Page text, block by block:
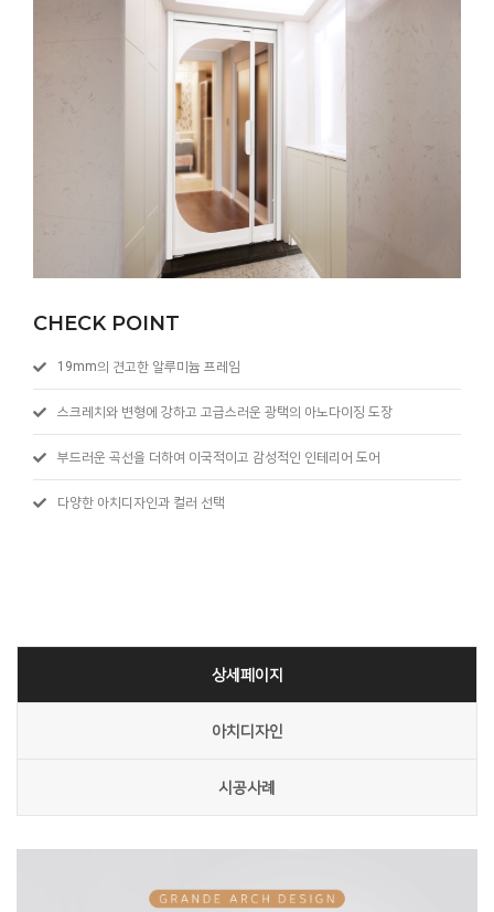
CHECK POINT
19mm의 견고한 알루미늄 프레임
스크레치와 변형에 강하고 고급스러운 광택의 아노다이징 도장
부드러운 곡선을 더하여 이국적이고 감성적인 인테리어 도어
다양한 아치디자인과 컬러 선택
상세페이지
아치디자인
시공사례